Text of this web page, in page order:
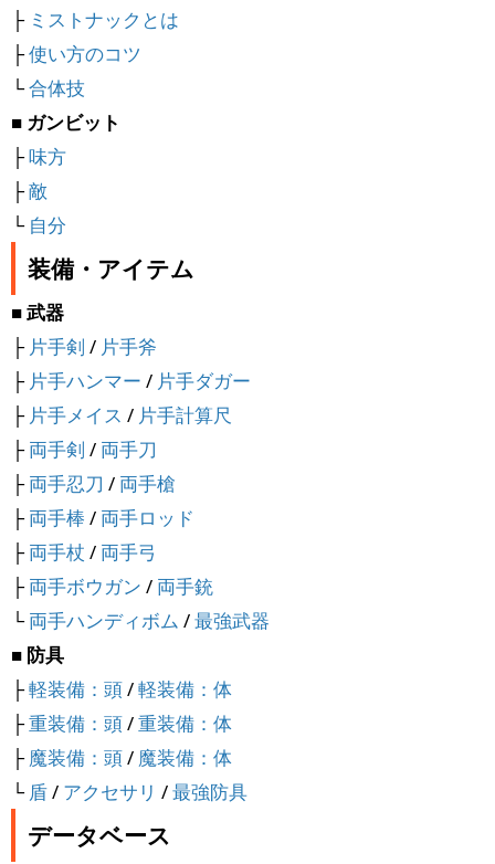
├ ミストナックとは
├使い方のコツ
└合体技
■ ガンビット
├味方
├敵
└ 自分
装備・アイテム
■ 武器
├ 片手剣 / 片手斧
├ 片手ハンマー / 片手ダガー
├ 片手メイス / 片手計算尺
├両手剣 / 両手刀
├両手忍刀 / 両手槍
├両手棒 / 両手ロッド
├両手杖 / 両手弓
├両手ボウガン / 両手銃
└両手ハンディボム /最強武器
■ 防具
├軽装備：頭/軽装備：体
├重装備：頭/重装備：体
├魔装備：頭/ 魔装備：体
└ 盾/ アクセサリ /最強防具
データベース